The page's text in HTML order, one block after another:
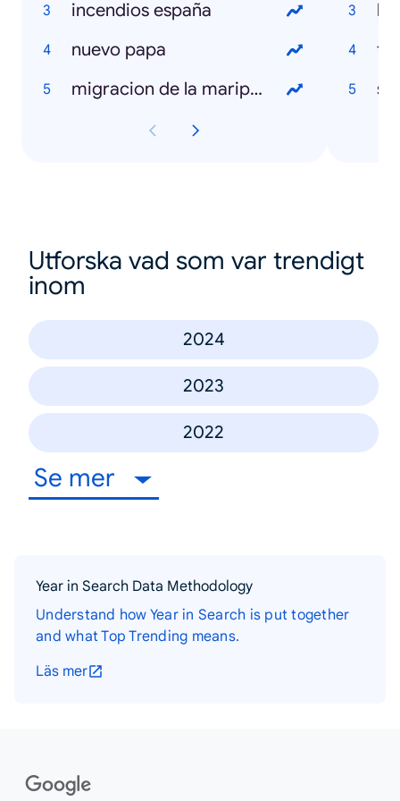
incendios españa
nuevo papa
migracion de la mariposa monarca
Utforska vad som var trendigt
inom
2024
2023
2022
Se mer
Year in Search Data Methodology
Understand how Year in Search is put together
and what Top Trending means.
Läs mer